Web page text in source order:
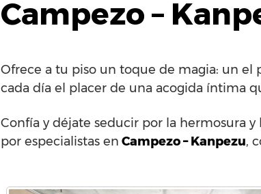
Campezo –
Ofrece a tu piso un toque de magia: un
cada día el placer de una acogida íntima
Confía y déjate seducir por la hermosura
por especialistas en Campezo – Kanpezu,